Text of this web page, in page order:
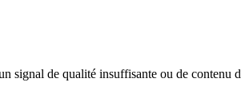
signal de qualité insuffisante ou de contenu